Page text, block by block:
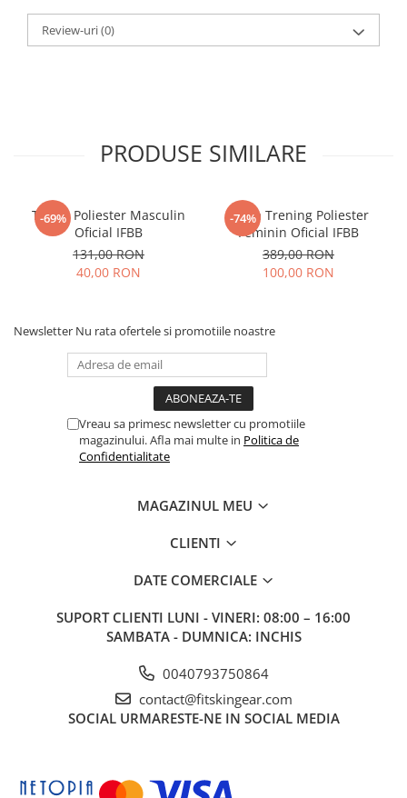
Review-uri(0)
PRODUSE SIMILARE
-69%
Tricou Poliester Masculin
Oficial IFBB
131,00 RON
40,00 RON
-74%
Bluza Trening Poliester
Feminin Oficial IFBB
389,00 RON
100,00 RON
Newsletter Nu rata ofertele si promotiile noastre
Vreau sa primesc newsletter cu promotiile
magazinului. Afla mai multe in Politica de
Confidentialitate
MAGAZINUL MEU
CLIENTI
DATE COMERCIALE
SUPORT CLIENTI LUNI - VINERI: 08:00 – 16:00
SAMBATA - DUMNICA: INCHIS
0040793750864
contact@fitskingear.com
SOCIAL URMARESTE-NE IN SOCIAL MEDIA